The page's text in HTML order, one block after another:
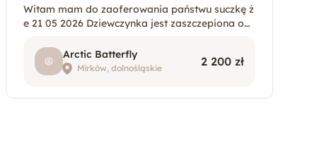
Witam mam do zaoferowania państwu suczkę ż
e 21 05 2026 Dziewczynka jest zaszczepiona odr
Arctic Batterfly
Mirków, dolnośląskie 2 200 zł